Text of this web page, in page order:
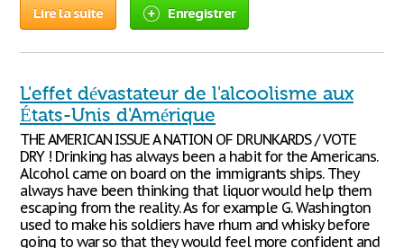
Lire la suite Enregistrer
L'effet dévastateur de l'alcoolisme aux
États-Unis d'Amérique
THE AMERICAN ISSUE A NATION OF DRUNKARDS / VOTE
DRY ! Drinking has always been a habit for the Americans.
Alcohol came on board on the immigrants ships. They
always have been thinking that liquor would help them
escaping from the reality. As for example G. Washington
used to make his soldiers have rhum and whisky before
going to war so that they would feel more confident and